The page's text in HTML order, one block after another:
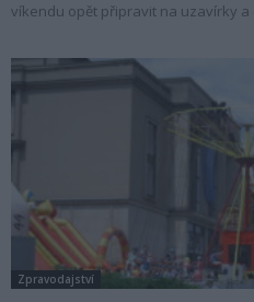
víkendu opět připravit na uzavírky
Zpravodajství